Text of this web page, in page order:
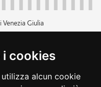
i cookies
alcun cookie
Giulia
00526040324